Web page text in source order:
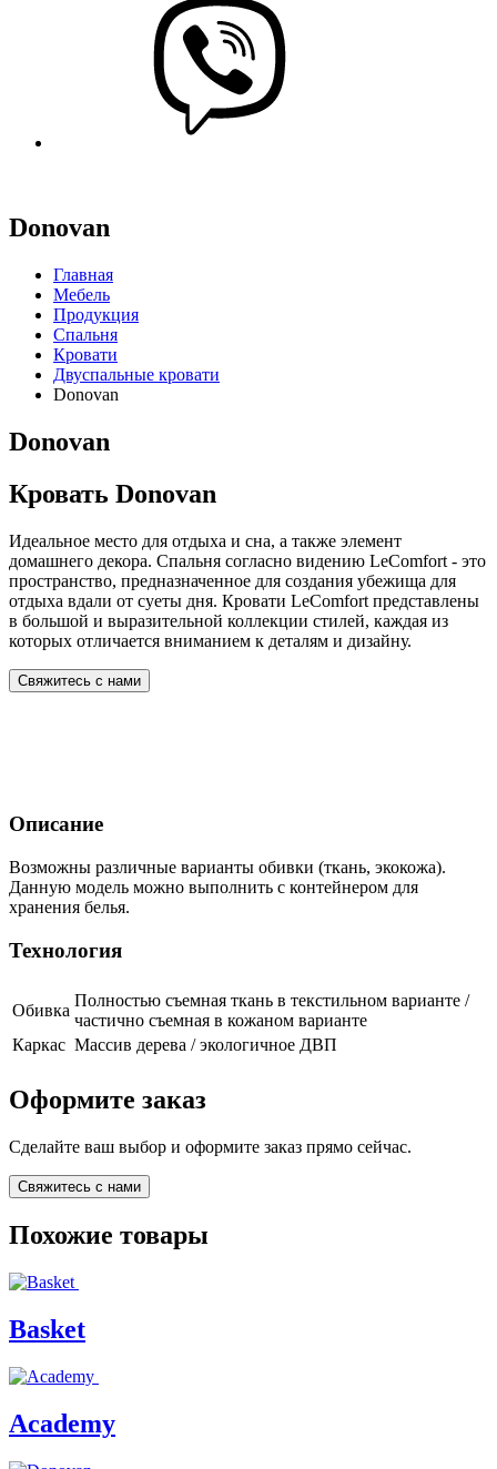
Donovan
Главная
Мебель
Продукция
Cпальня
Кровати
Двуспальные кровати
Donovan
Donovan
Кровать Donovan
Идеальное место для отдыха и сна, а также элемент
домашнего декора. Спальня согласно видению LeComfort - это
пространство, предназначенное для создания убежища для
отдыха вдали от суеты дня. Кровати LeComfort представлены
в большой и выразительной коллекции стилей, каждая из
которых отличается вниманием к деталям и дизайну.
Свяжитесь с нами
Описание
Возможны различные варианты обивки (ткань, экокожа).
Данную модель можно выполнить с контейнером для
хранения белья.
Технология
Обивка
Полностью съемная ткань в текстильном варианте /
частично съемная в кожаном варианте
Каркас Массив дерева / экологичное ДВП
Оформите заказ
Сделайте ваш выбор и оформите заказ прямо сейчас.
Свяжитесь с нами
Похожие товары
Basket
Academy